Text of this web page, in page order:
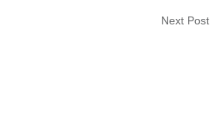
Next Post